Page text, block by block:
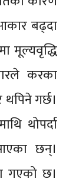
बढ्दा
मूल्यवृद्धि
करका
गर्छ।
थोपर्दा
छन्।
गएको छ।